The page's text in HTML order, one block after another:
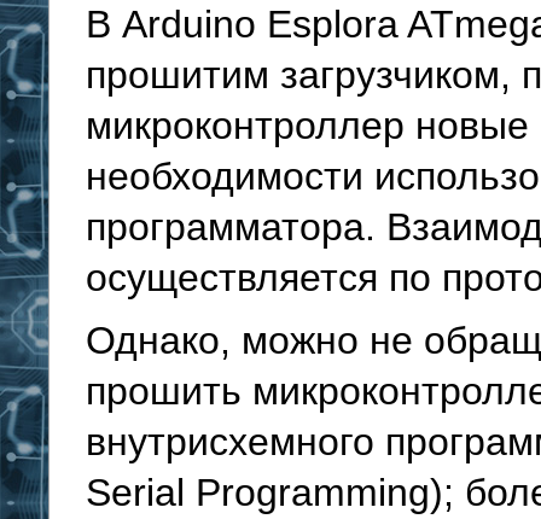
В Arduino Esplora
прошитим загрузчиком,
микроконтроллер
необходимости
программатора.
осуществляется по
Однако, можно не
прошить
внутрисхемного
Serial Programming);